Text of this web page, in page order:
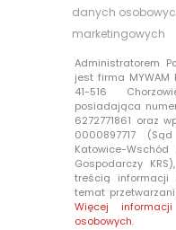
danych
marketingowych
Administratorem
jest firma
41-516
posiadająca
6272771861 oraz
0000897717
Katowice-
Gospodarczy
treścią
temat
Więcej
osobowych.